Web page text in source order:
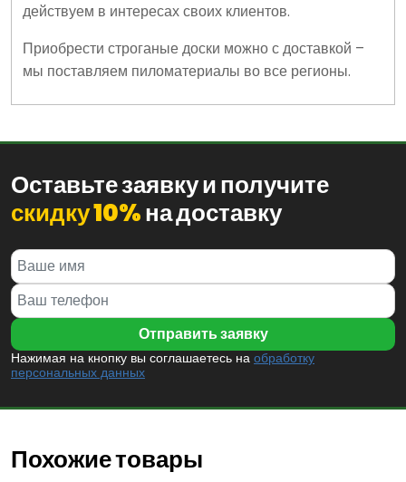
действуем в интересах своих клиентов.
Приобрести строганые доски можно с доставкой –
мы поставляем пиломатериалы во все регионы.
Оставьте заявку и получите
скидку 10%на доставку
Нажимая на кнопку вы соглашаетесь на обработку
персональных данных
Похожие товары